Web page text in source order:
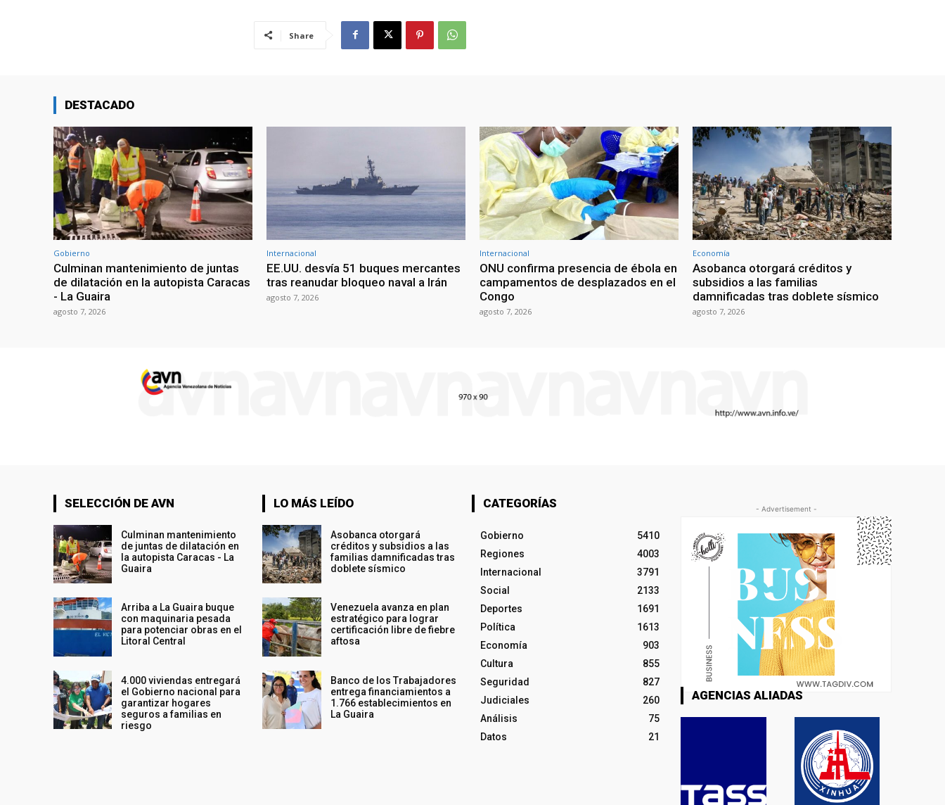
Share
DESTACADO
Gobierno
Culminan mantenimiento de juntas
de dilatación en la autopista Caracas
- La Guaira
agosto 7, 2026
Internacional
EE.UU. desvía 51 buques mercantes
tras reanudar bloqueo naval a Irán
agosto 7, 2026
Internacional
ONU confirma presencia de ébola en
campamentos de desplazados en el
Congo
agosto 7, 2026
Economía
Asobanca otorgará créditos y
subsidios a las familias
damnificadas tras doblete sísmico
agosto 7, 2026
SELECCIÓN DE AVN
Culminan mantenimiento
de juntas de dilatación en
la autopista Caracas - La
Guaira
Arriba a La Guaira buque
con maquinaria pesada
para potenciar obras en el
Litoral Central
4.000 viviendas entregará
el Gobierno nacional para
garantizar hogares
seguros a familias en
riesgo
LO MÁS LEÍDO
Asobanca otorgará
créditos y subsidios a las
familias damnificadas tras
doblete sísmico
Venezuela avanza en plan
estratégico para lograr
certificación libre de fiebre
aftosa
Banco de los Trabajadores
entrega financiamientos a
1.766 establecimientos en
La Guaira
CATEGORÍAS
Gobierno
5410
Regiones
4003
Internacional
3791
Social
2133
Deportes
1691
Política
1613
Economía
903
Cultura
855
Seguridad
827
Judiciales
260
Análisis
75
Datos
21
- Advertisement -
AGENCIAS ALIADAS